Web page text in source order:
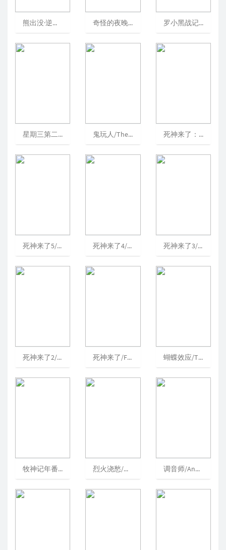
熊出没·逆转时空/熊出没：逆转时空/熊出没大电影10 奇怪的夜晚/NightofSomethingStrange/屄死人之夜(台) 罗小黑战记2/TheLegendofHei2[可播放]
星期三第二季/WednesdaySeason2/《亚当斯一家》真人衍生剧/星期三·亚当斯 鬼玩人/TheEvilDead/尸变/死亡魔鬼 死神来了：血脉诅咒/FinalDestination:Bloodlines/死神来了6：血脉诅咒/绝命终结站血脉(台)[可播放]
死神来了5/FinalDestination5/死神5来了(港)/绝命终结站5(台) 死神来了4/TheFinalDestination/死神4来了(港)/绝命终结站4(台) 死神来了3/FinalDestination3/死神再3来了(港)/绝命终结站3(台)
死神来了2/FinalDestination2/绝命终结站2(台)/死神又来了(港) 死神来了/FinalDestination/绝命终结站(台)/终点[可播放] 蝴蝶效应/TheButterflyEffect/蝴蝶效应[可播放]
牧神记年番1/牧神记第1-52集/牧神记年番1[可播放] 烈火浇愁/开水烫头/DrowningSorrowsinRagingFire[可播放] 调音师/Andhadhun/看不见的旋律/调琴师[可播放]